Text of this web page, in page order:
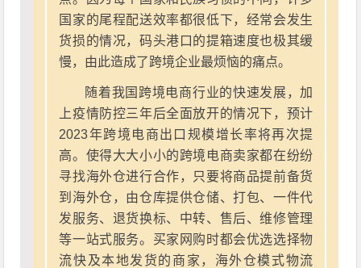
国家的尾程配送效率都很低下，经常会发生
货损的情况，码头港口的提箱速度也极其缓
慢，由此造成了跨境企业最烦恼的痛点。
随着我国跨境电商行业的快速发展，加
上疫情防控三年后全面放开的情况下，预计
2023年跨境电商出口规模增长率将再次提
高。使得大大小小的跨境电商卖家都在纷纷
寻找海外仓进行合作，只要将商品提前备货
到海外仓，由仓库提供仓储、打包、一件代
发服务、退货换标、中转、售后、维修管理
等一站式服务。买家网购时都会优选选择物
流快及本地发货的商家，海外仓模式物流